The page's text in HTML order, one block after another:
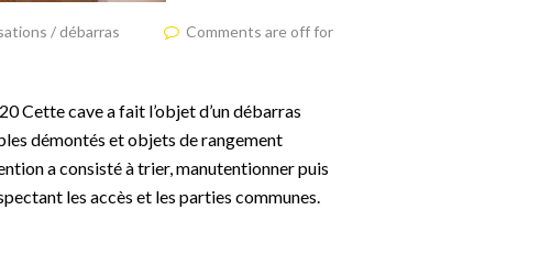
/ débarras
Comments are off for
Cette cave a fait l’objet d’un débarras
démontés et objets de rangement
a consisté à trier, manutentionner puis
les accès et les parties communes.